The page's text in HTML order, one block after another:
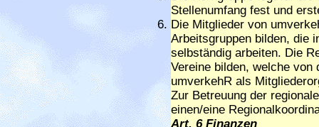
Stellenumfang fest und
Die Mitglieder von
Arbeitsgruppen bilden, die
selbständig arbeiten. Die
Vereine bilden, welche
umverkehR als
Zur Betreuung der
einen/eine
Art. 6 Finanzen